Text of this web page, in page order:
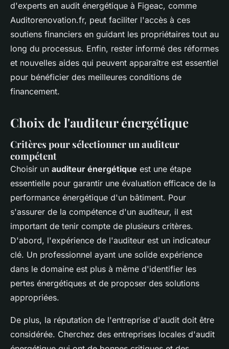
d'experts en audit énergétique à Figeac, comme
Auditorenovation.fr, peut faciliter l'accès à ces
soutiens financiers en guidant les propriétaires tout au
long du processus. Enfin, rester informé des réformes
et nouvelles aides qui peuvent apparaître est essentiel
pour bénéficier des meilleures conditions de
financement.
Choix de l'auditeur énergétique
Critères pour sélectionner un auditeur
compétent
Choisir un auditeur énergétique est une étape
essentielle pour garantir une évaluation efficace de la
performance énergétique d'un bâtiment. Pour
s'assurer de la compétence d'un auditeur, il est
important de tenir compte de plusieurs critères.
D'abord, l'expérience de l'auditeur est un indicateur
clé. Un professionnel ayant une solide expérience
dans le domaine est plus à même d'identifier les
pertes énergétiques et de proposer des solutions
appropriées.
De plus, la réputation de l'entreprise d'audit doit être
considérée. Cherchez des entreprises locales d'audit